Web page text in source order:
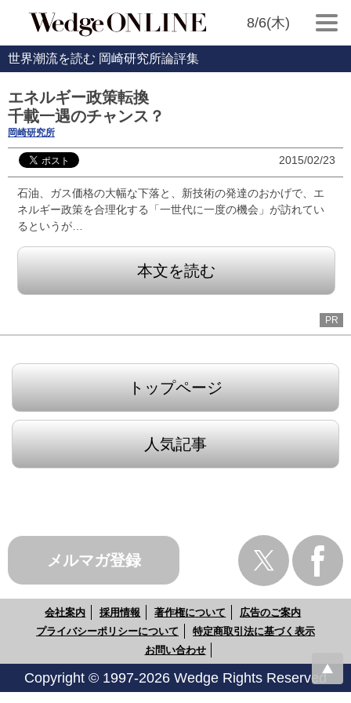
8/6(木)
世界潮流を読む 岡崎研究所論評集
エネルギー政策転換
千載一遇のチャンス？
岡崎研究所
2015/02/23
石油、ガス価格の大幅な下落と、新技術の発達のおかげで、エ
ネルギー政策を合理化する「一世代に一度の機会」が訪れてい
るというが…
本文を読む
PR
トップページ
人気記事
メルマガ登録
会社案内 採用情報 著作権について
広告のご案内
プライバシーポリシーについて
特定商取引法に基づく表示
お問い合わせ
Copyright © 1997-2026 Wedge Rights Reserved